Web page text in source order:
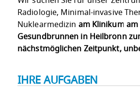
Radiologie, Minimal-invasive
Nuklearmedizin am Klinikum am
Gesundbrunnen in Heilbronn
nächstmöglichen Zeitpunkt,
IHRE AUFGABEN